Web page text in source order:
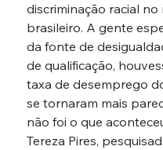
discriminação racial
brasileiro. A gente
da fonte de
de qualificação,
taxa de desemprego
se tornaram mais
não foi o que
Tereza Pires,